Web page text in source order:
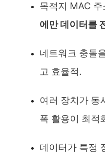
목적지 MAC
에만 데이터를
네트워크 충돌
고 효율적.
여러 장치가 동
폭 활용이 최적
데이터가 특정